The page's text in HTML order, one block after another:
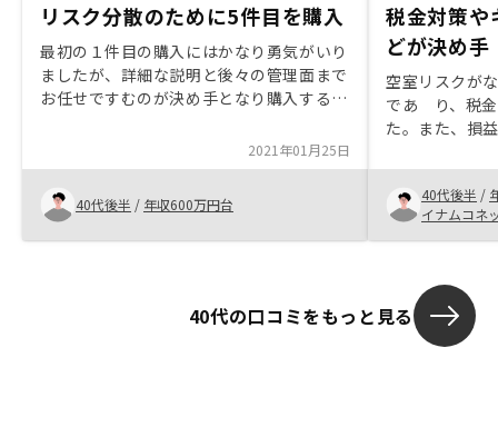
リスク分散のために5件目を購入
最初の１件目の購入にはかなり勇気がいり
ましたが、詳細な説明と後々の管理面まで
お任せですむのが決め手となり購入するこ
これまで４件所有していましたが、関西の
物件比率が多く、リスク分散のため、関東
にもう１件考えていたところ、担当の方か
ら連絡があり、購入希望に合致した物件が
あったので、購入することになりました。
で、その明細を振込時にメール等で知らせ
ていただきましたら、ありがたいです。
2021年01月25日
40代後半 / 年収600万円台
税金対策や
どが決め手
空室リスクが
であ り、税金
た。また、損
も、安心材料
リングされた
介いただけた
す。
40代後半 /
イナムコネ
40代の口コミをもっと見る